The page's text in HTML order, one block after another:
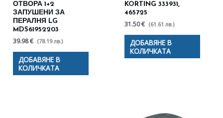
ОТВОРА 1+2
ЗАПУШЕНИ ЗА
ПЕРАЛНЯ LG
MDS61952203
39.98 € (78.19 лв.)
ДОБАВЯНЕ В
КОЛИЧКАТА
KORTING 333931,
465725
31.50 € (61.61 лв.)
ДОБАВЯНЕ В
КОЛИЧКАТА